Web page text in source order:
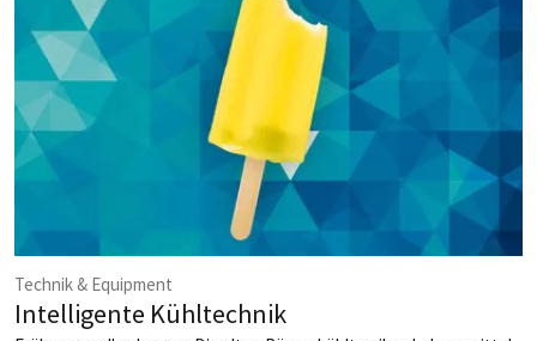
Technik & Equipment
Intelligente Kühltechnik